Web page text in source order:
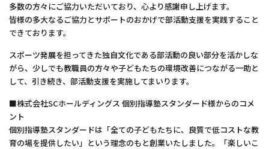
多数の方々にご協力いただいており、心より感謝申し上げます。
皆様の多大なるご協力とサポートのおかげで部活動支援を実践すること
できております。
スポーツ発展を担ってきた独自文化である部活動の良い部分を活かしな
がら、少しでも教職員の方々や子どもたちの環境改善につながる一助と
して、引き続き、部活動支援を実施してまいります。
■株式会社SCホールディングス 個別指導塾スタンダード様からのコメ
ント
個別指導塾スタンダードは「全ての子どもたちに、良質で低コストな教
育の場を提供したい」という理念のもと創業いたしました。「楽しいこ